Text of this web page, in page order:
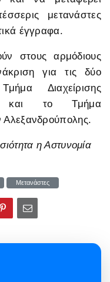
μετανάστες
έγγραφα.
στους αρμόδιους
για τις δύο
Διαχείρισης
και το Τμήμα
η Αστυνομία
Μετανάστες